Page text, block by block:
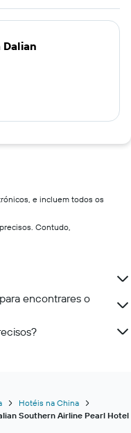
e incluem todos os
Contudo,
encontrares o
Hotéis na China
Southern Airline Pearl Hotel